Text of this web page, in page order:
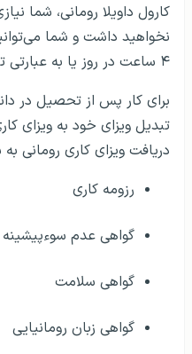
کارول داویلا رومانی، شما
نخواهید داشت و شما
۴ ساعت در روز یا به عبارتی تا ۲۰ ساعت در هفته کار کنید.
برای کار پس از تحصیل در
تبدیل ویزای خود به ویزای
دریافت ویزای کاری رومانی
رزومه کاری
گواهی عدم سوءپیشینه
گواهی سلامت
گواهی زبان رومانیایی